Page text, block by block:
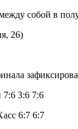
собой в
26)
3:6 7:6
6:7 6:7